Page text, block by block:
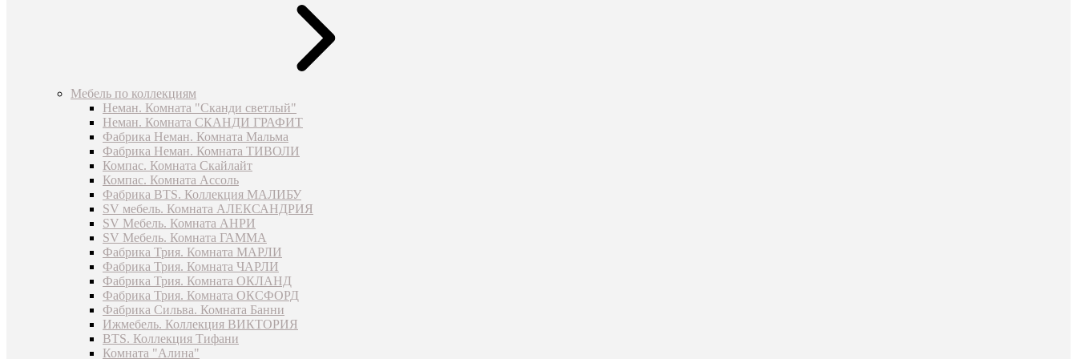
Мебель по коллекциям
Неман. Комната "Сканди светлый"
Неман. Комната СКАНДИ ГРАФИТ
Фабрика Неман. Комната Мальма
Фабрика Неман. Комната ТИВОЛИ
Компас. Комната Скайлайт
Компас. Комната Ассоль
Фабрика BTS. Коллекция МАЛИБУ
SV мебель. Комната АЛЕКСАНДРИЯ
SV Мебель. Комната АНРИ
SV Мебель. Комната ГАММА
Фабрика Трия. Комната МАРЛИ
Фабрика Трия. Комната ЧАРЛИ
Фабрика Трия. Комната ОКЛАНД
Фабрика Трия. Комната ОКСФОРД
Фабрика Сильва. Комната Банни
Ижмебель. Коллекция ВИКТОРИЯ
BTS. Коллекция Тифани
Комната "Алина"